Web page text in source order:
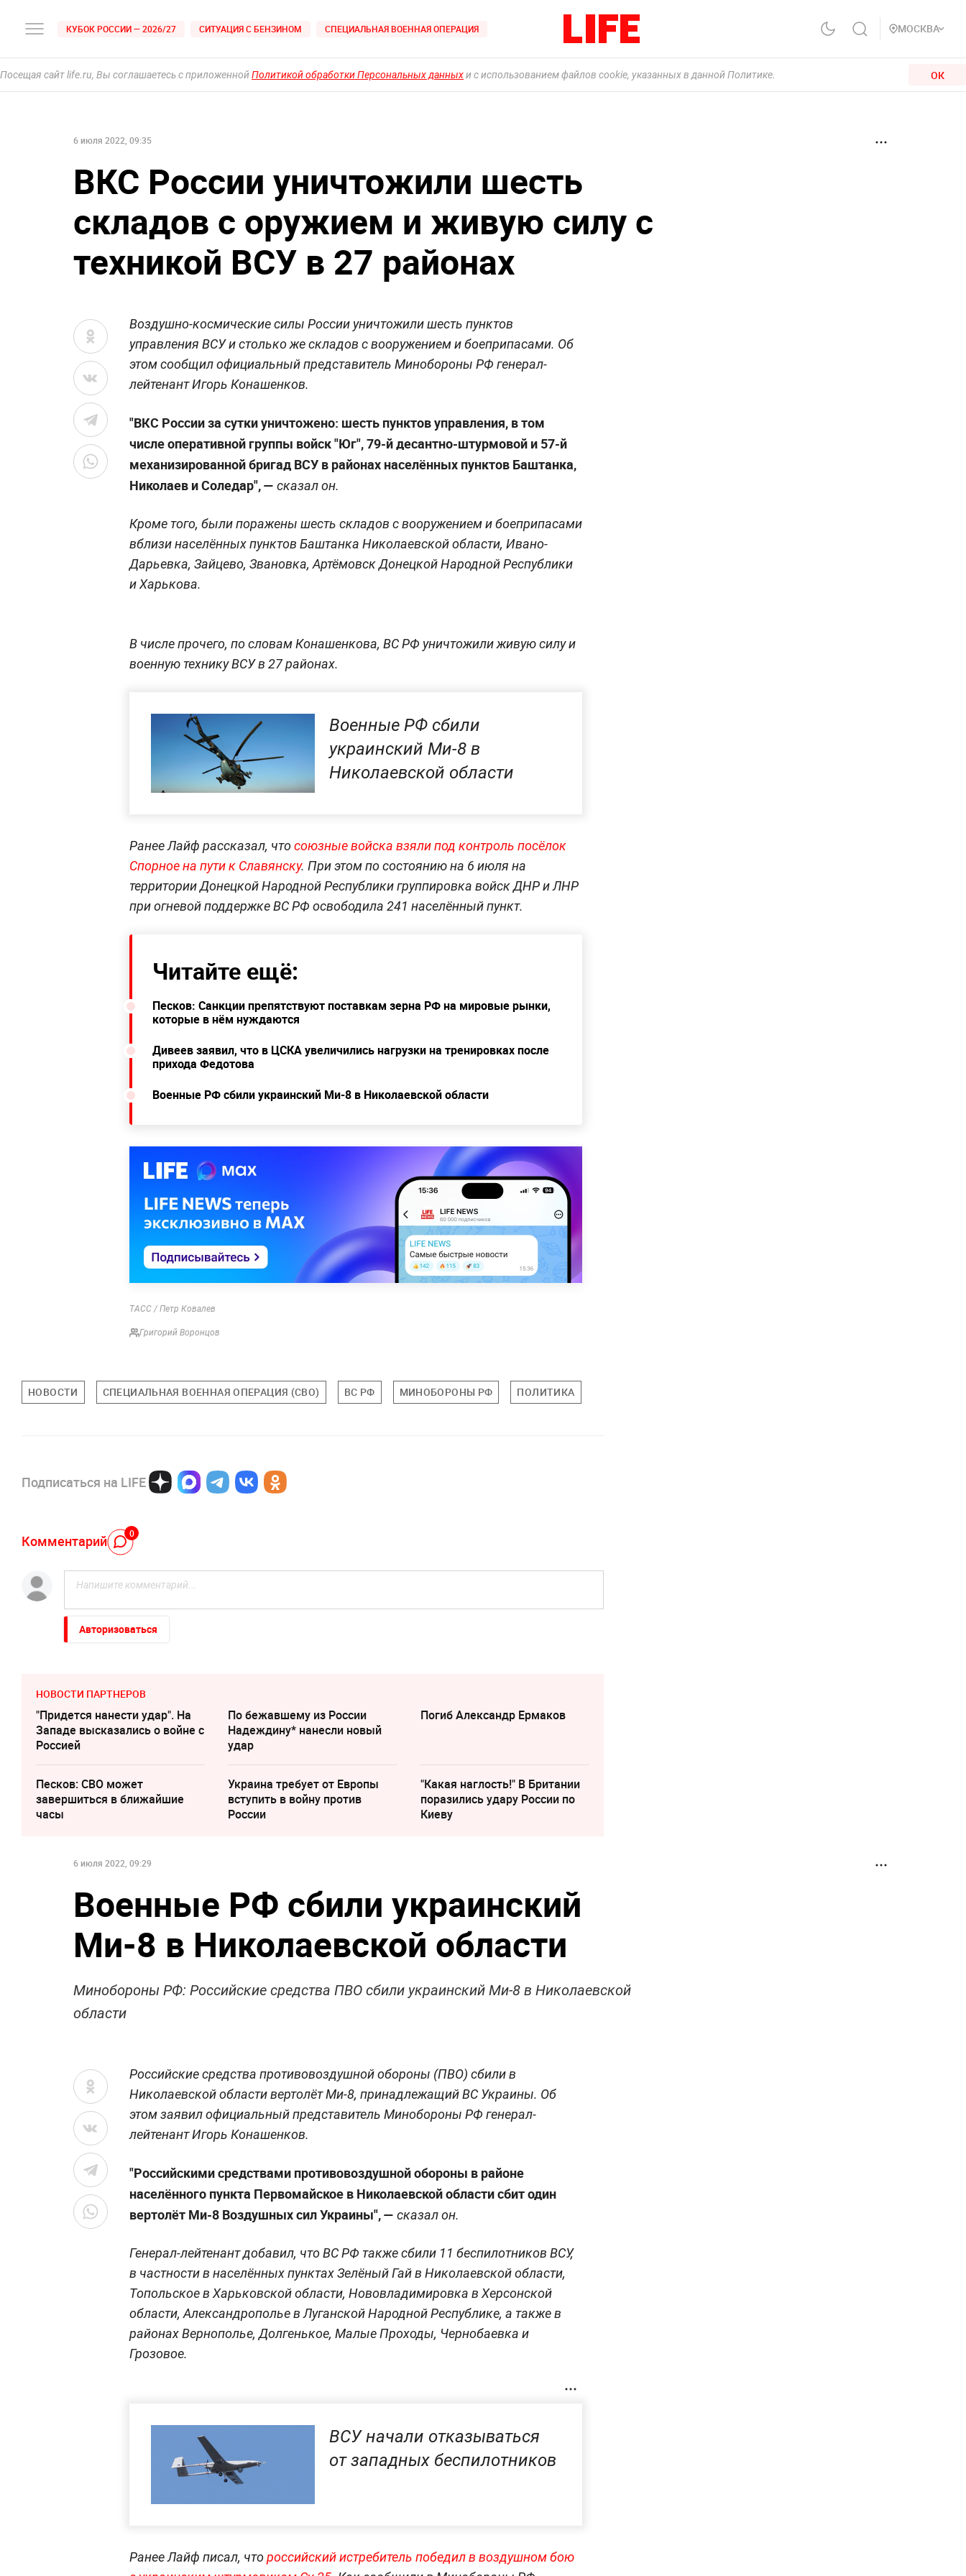
КУБОК РОССИИ — 2026/27 СИТУАЦИЯ С БЕНЗИНОМ СПЕЦИАЛЬНАЯ ВОЕННАЯ ОПЕРАЦИЯ МОСКВА
Посещая сайт life.ru, Вы соглашаетесь с приложеннойПолитикой обработки Персональных данныхи с использованием файлов cookie, указанных в данной Политике. ОК
6 июля 2022, 09:35
ВКС России уничтожили шесть
складов с оружием и живую силу с
техникой ВСУ в 27 районах
Воздушно-космические силы России уничтожили шесть пунктов
управления ВСУ и столько же складов с вооружением и боеприпасами. Об
этом сообщил официальный представитель Минобороны РФ генерал-
лейтенант Игорь Конашенков.
"ВКС России за сутки уничтожено: шесть пунктов управления, в том
числе оперативной группы войск "Юг", 79-й десантно-штурмовой и 57-й
механизированной бригад ВСУ в районах населённых пунктов Баштанка,
Николаев и Соледар", — сказал он.
Кроме того, были поражены шесть складов с вооружением и боеприпасами
вблизи населённых пунктов Баштанка Николаевской области, Ивано-
Дарьевка, Зайцево, Звановка, Артёмовск Донецкой Народной Республики
и Харькова.
В числе прочего, по словам Конашенкова, ВС РФ уничтожили живую силу и
военную технику ВСУ в 27 районах.
Военные РФ сбили
украинский Ми-8 в
Николаевской области
Ранее Лайф рассказал, чтосоюзные войска взяли под контроль посёлок
Спорное на пути к Славянску. При этом по состоянию на 6 июля на
территории Донецкой Народной Республики группировка войск ДНР и ЛНР
при огневой поддержке ВС РФ освободила 241 населённый пункт.
Читайте ещё:
Песков: Санкции препятствуют поставкам зерна РФ на мировые рынки,
которые в нём нуждаются
Дивеев заявил, что в ЦСКА увеличились нагрузки на тренировках после
прихода Федотова
Военные РФ сбили украинский Ми-8 в Николаевской области
ТАСС / Петр Ковалев
Григорий Воронцов
НОВОСТИ СПЕЦИАЛЬНАЯ ВОЕННАЯ ОПЕРАЦИЯ (СВО) ВС РФ МИНОБОРОНЫ РФ ПОЛИТИКА
Подписаться на LIFE
Комментарий 0
Авторизоваться
НОВОСТИ ПАРТНЕРОВ
"Придется нанести удар". На
Западе высказались о войне с
Россией
По бежавшему из России
Надеждину* нанесли новый
удар
Погиб Александр Ермаков
Песков: СВО может
завершиться в ближайшие
часы
Украина требует от Европы
вступить в войну против
России
"Какая наглость!" В Британии
поразились удару России по
Киеву
6 июля 2022, 09:29
Военные РФ сбили украинский
Ми-8 в Николаевской области
Минобороны РФ: Российские средства ПВО сбили украинский Ми-8 в Николаевской
области
Российские средства противовоздушной обороны (ПВО) сбили в
Николаевской области вертолёт Ми-8, принадлежащий ВС Украины. Об
этом заявил официальный представитель Минобороны РФ генерал-
лейтенант Игорь Конашенков.
"Российскими средствами противовоздушной обороны в районе
населённого пункта Первомайское в Николаевской области сбит один
вертолёт Ми-8 Воздушных сил Украины", — сказал он.
Генерал-лейтенант добавил, что ВС РФ также сбили 11 беспилотников ВСУ,
в частности в населённых пунктах Зелёный Гай в Николаевской области,
Топольское в Харьковской области, Нововладимировка в Херсонской
области, Александрополье в Луганской Народной Республике, а также в
районах Вернополье, Долгенькое, Малые Проходы, Чернобаевка и
Грозовое.
ВСУ начали отказываться
от западных беспилотников
Ранее Лайф писал, чтороссийский истребитель победил в воздушном бою